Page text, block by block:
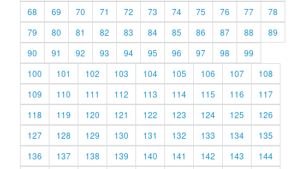
68
69 70 71 72 73 74 75 76 77
78
79
80 81 82 83 84 85 86 87 88
89
90
91 92 93 94 95 96 97 98
99
100
101 102 103 104 105 106 107
108
109
110 111 112 113 114 115 116
117
118
119 120 121 122 123 124 125
126
127
128 129 130 131 132 133 134
135
136
137 138 139 140 141 142 143
144